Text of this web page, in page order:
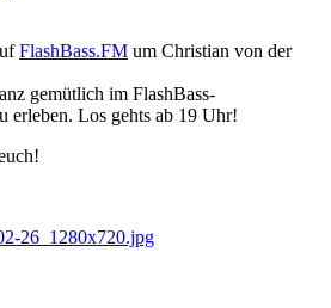
FlashBass.FM um Christian von der
gemütlich im FlashBass-
erleben. Los gehts ab 19 Uhr!
26_1280x720.jpg